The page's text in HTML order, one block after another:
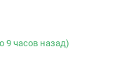
9 часов назад)